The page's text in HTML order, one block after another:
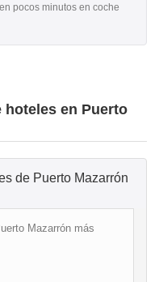
pocos minutos en coche
hoteles en Puerto
de Puerto Mazarrón
Mazarrón más